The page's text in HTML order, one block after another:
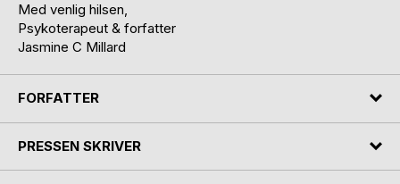
Med venlig hilsen,
Psykoterapeut & forfatter
Jasmine C Millard
FORFATTER
PRESSEN SKRIVER